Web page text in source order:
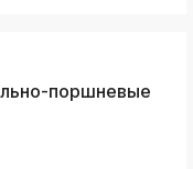
поршневые